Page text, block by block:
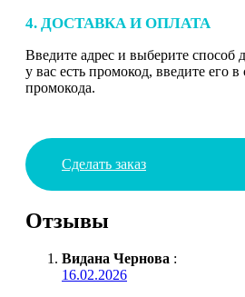
4. ДОСТАВКА И ОПЛАТА
Введите адрес и выберите способ
у вас есть промокод, введите его
промокода.
Сделать заказ
Отзывы
Видана Чернова :
16.02.2026